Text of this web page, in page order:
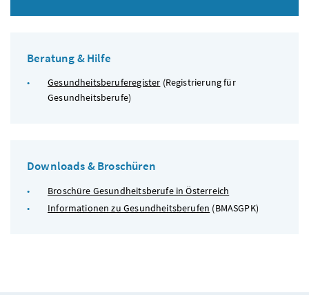
Beratung & Hilfe
Gesundheitsberuferegister (Registrierung für
Gesundheitsberufe)
Downloads & Broschüren
Broschüre Gesundheitsberufe in Österreich
Informationen zu Gesundheitsberufen (BMASGPK)